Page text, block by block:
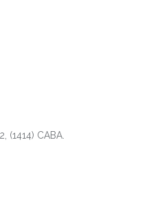
(1414) CABA.